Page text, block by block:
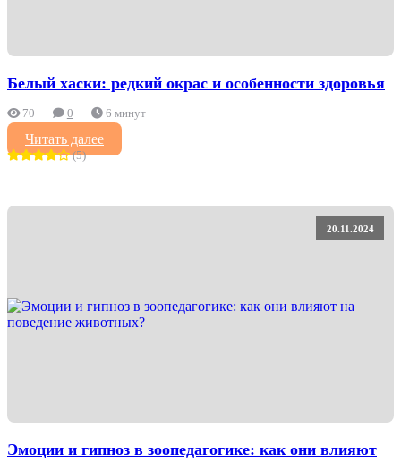
Белый хаски: редкий окрас и особенности здоровья
70 0 6 минут
Читать далее
(5)
20.11.2024
Эмоции и гипноз в зоопедагогике: как они влияют